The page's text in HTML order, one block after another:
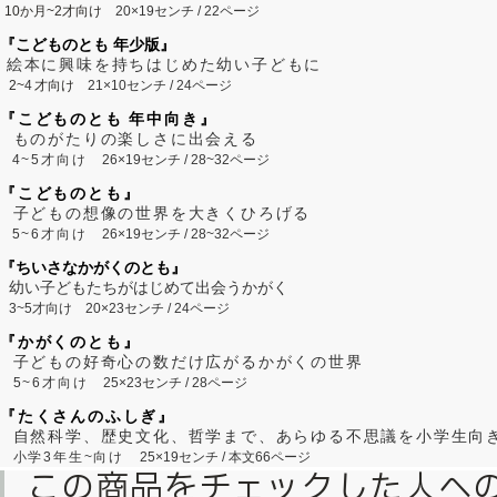
10か月~2才向け 20×19センチ / 22ページ
『こどものとも 年少版』
絵本に興味を持ちはじめた幼い子どもに
2~4 才向け 21×10センチ / 24ページ
『こどものとも 年中向き』
ものがたりの楽しさに出会える
4~5才向け26×19センチ / 28~32ページ
『こどものとも』
子どもの想像の世界を大きくひろげる
5~6才向け26×19センチ / 28~32ページ
『ちいさなかがくのとも』
幼い子どもたちがはじめて出会うかがく
3~5才向け 20×23センチ / 24ページ
『かがくのとも』
子どもの好奇心の数だけ広がるかがくの世界
5~6才向け25×23センチ / 28ページ
『たくさんのふしぎ』
自然科学、歴史文化、哲学まで、あらゆる不思議を小学生向
小学3年生~向け 25×19センチ / 本文66ページ
この商品をチェックした人へ